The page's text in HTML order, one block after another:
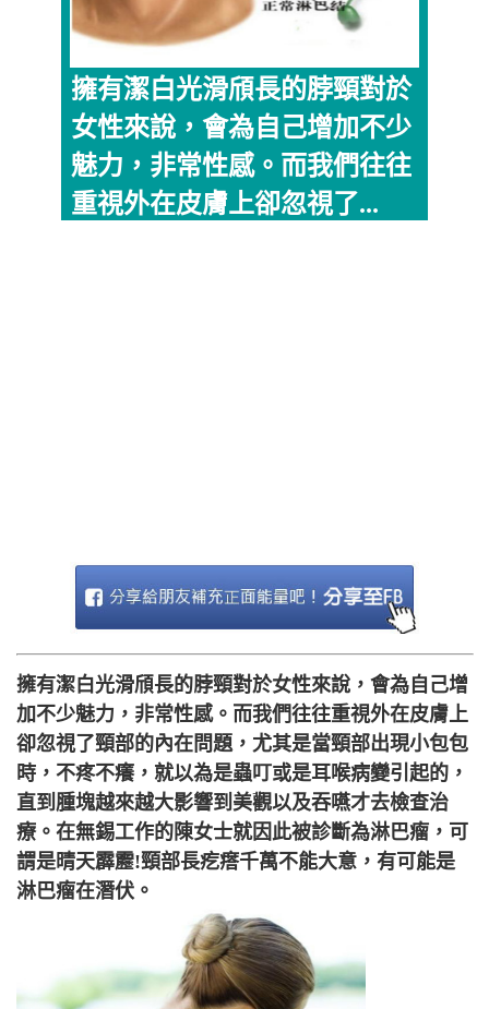
擁有潔白光滑頎長的脖頸對於
女性來說，會為自己增加不少
魅力，非常性感。而我們往往
重視外在皮膚上卻忽視了...
擁有潔白光滑頎長的脖頸對於女性來說，會為自己增
加不少魅力，非常性感。而我們往往重視外在皮膚上
卻忽視了頸部的內在問題，尤其是當頸部出現小包包
時，不疼不癢，就以為是蟲叮或是耳喉病變引起的，
直到腫塊越來越大影響到美觀以及吞嚥才去檢查治
療。在無錫工作的陳女士就因此被診斷為淋巴瘤，可
謂是晴天霹靂!頸部長疙瘩千萬不能大意，有可能是
淋巴瘤在潛伏。